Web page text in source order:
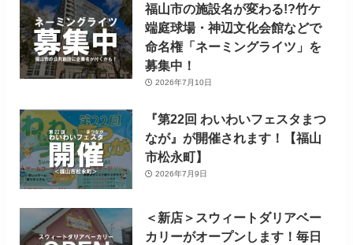
福山市の施設名が変わる!?竹ケ
端庭球場・神辺文化会館などで
命名権「ネーミングライツ」を
募集中！
2026年7月10日
『第22回 わいわいフェスタまつ
なが』が開催されます！【福山
市松永町】
2026年7月9日
＜新店＞スウィートダリアベー
カリーがオープンします！毎日